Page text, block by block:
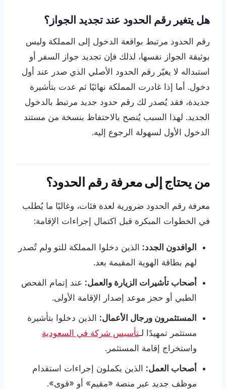
هل يتغير رقم الحدود عند تجديد الجواز؟
رقم الحدود مرتبط بواقعة الدخول إلى المملكة وليس
بوثيقة الجواز نفسها، لذلك فإن تجديد جواز السفر أو
استبداله لا يغيّر رقم الحدود الأصلي الذي صدر عند أول
دخول. أما إذا غادرت المملكة نهائيًا ثم عدت بتأشيرة
جديدة، فقد يُصدر لك رقم حدود جديد مرتبط بالدخول
الجديد. لهذا السبب يُنصح بالاحتفاظ بنسخة من مستند
الدخول الأول لسهولة الرجوع إليه.
من يحتاج إلى معرفة رقم الحدود؟
معرفة رقم الحدود ضرورية لعدة فئات، وغالبًا ما يُطلب
في الخطوات المبكرة قبل اكتمال إجراءات الإقامة:
الوافدون الجدد: الذين دخلوا المملكة للتو ولم تُصدر
لهم بطاقة الهوية المقيمة بعد.
أصحاب تأشيرات الزيارة والعمل: عند إتمام الفحص
الطبي أو حجز موعد إصدار الإقامة الأولى.
المستثمرون ورجال الأعمال: الذين دخلوا بتأشيرة
مستثمر تمهيدًا لـتأسيس شركة في السعودية
واستخراج إقامة المستثمر.
أصحاب العمل: الذين يكملون إجراءات استقدام
موظف جديد عبر منصة «مقيم» أو «قوى».